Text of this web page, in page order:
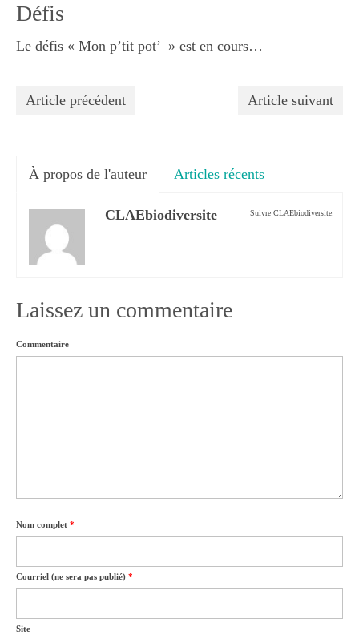
Les enfants ont créé
Défis
Le défis « Mon p’tit pot’ » est en cours…
Article précédent Article suivant
À propos de l'auteur Articles récents
Suivre CLAEbiodiversite:
CLAEbiodiversite
Laissez un commentaire
Commentaire
Nom complet *
Courriel (ne sera pas publié) *
Site